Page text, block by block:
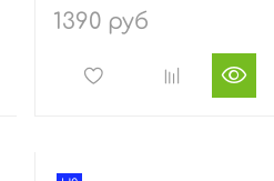
1390 руб